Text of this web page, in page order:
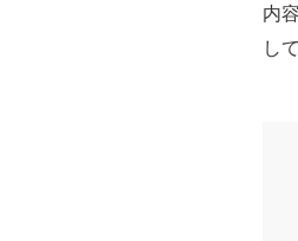
様々な情報をお届
内
し